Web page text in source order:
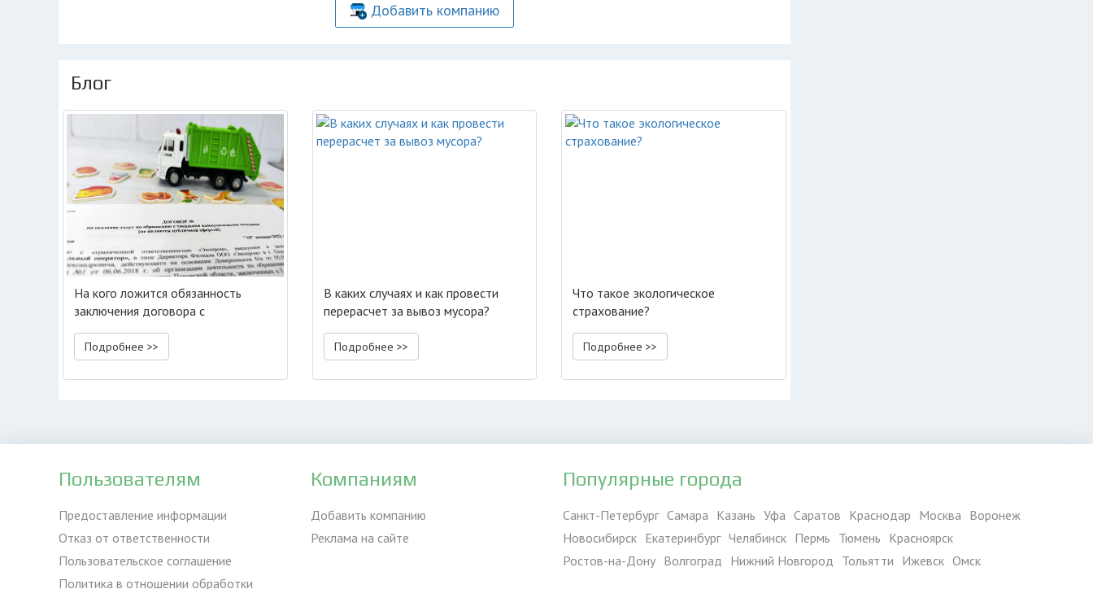
Добавить компанию
Блог
На кого ложится обязанность
заключения договора с
региональным оператором ТКО?
Подробнее >>
В каких случаях и как провести
перерасчет за вывоз мусора?
Подробнее >>
Что такое экологическое
страхование?
Подробнее >>
Пользователям
Предоставление информации
Отказ от ответственности
Пользовательское соглашение
Политика в отношении обработки
Компаниям
Добавить компанию
Реклама на сайте
Популярные города
Санкт-Петербург Самара Казань Уфа Саратов Краснодар Москва Воронеж
Новосибирск Екатеринбург Челябинск Пермь Тюмень Красноярск
Ростов-на-Дону Волгоград Нижний Новгород Тольятти Ижевск Омск